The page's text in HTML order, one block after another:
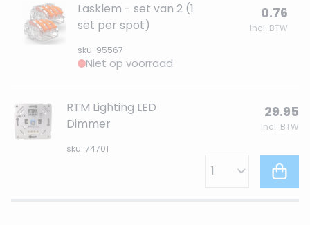
Lasklem - set van 2 (1
set per spot)
sku: 95567
0.76
Incl. BTW
Niet op voorraad
RTM Lighting LED
Dimmer
sku: 74701
29.95
Incl. BTW